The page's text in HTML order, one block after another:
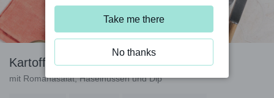
Kartoffeln à la Hasselbacken
mit Romanasalat, Haselnüssen und Dip
Take me there
No thanks